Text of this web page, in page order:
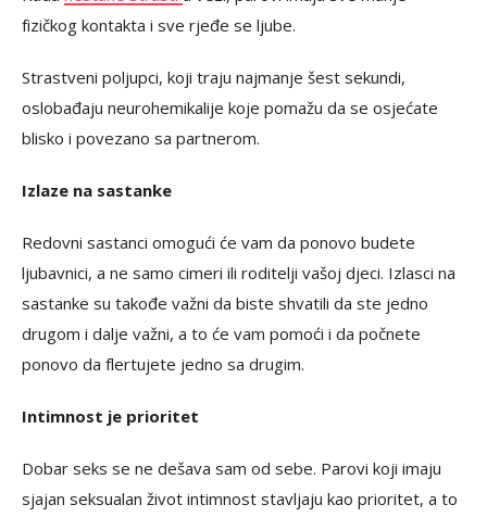
fizičkog kontakta i sve rjeđe se ljube.
Strastveni poljupci, koji traju najmanje šest sekundi,
oslobađaju neurohemikalije koje pomažu da se osjećate
blisko i povezano sa partnerom.
Izlaze na sastanke
Redovni sastanci omogući će vam da ponovo budete
ljubavnici, a ne samo cimeri ili roditelji vašoj djeci. Izlasci na
sastanke su takođe važni da biste shvatili da ste jedno
drugom i dalje važni, a to će vam pomoći i da počnete
ponovo da flertujete jedno sa drugim.
Intimnost je prioritet
Dobar seks se ne dešava sam od sebe. Parovi koji imaju
sjajan seksualan život intimnost stavljaju kao prioritet, a to